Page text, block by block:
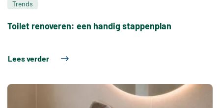
Trends
Toilet renoveren: een handig stappenplan
Lees verder